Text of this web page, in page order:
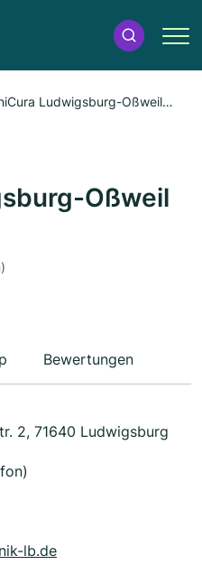
Ludwigsburg-Oßweil
Oßweil
Bewertungen
2, 71640 Ludwigsburg
lb.de